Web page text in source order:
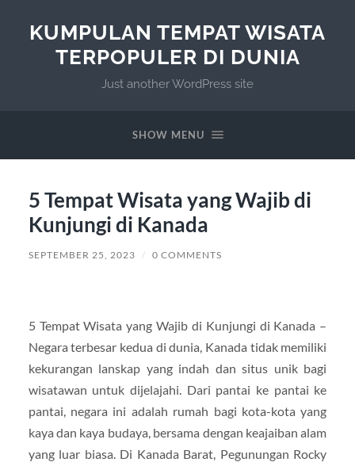
KUMPULAN TEMPAT WISATA
TERPOPULER DI DUNIA
Just another WordPress site
SHOW MENU
5 Tempat Wisata yang Wajib di
Kunjungi di Kanada
SEPTEMBER 25, 2023 / 0 COMMENTS
5 Tempat Wisata yang Wajib di Kunjungi di Kanada –
Negara terbesar kedua di dunia, Kanada tidak memiliki
kekurangan lanskap yang indah dan situs unik bagi
wisatawan untuk dijelajahi. Dari pantai ke pantai ke
pantai, negara ini adalah rumah bagi kota-kota yang
kaya dan kaya budaya, bersama dengan keajaiban alam
yang luar biasa. Di Kanada Barat, Pegunungan Rocky